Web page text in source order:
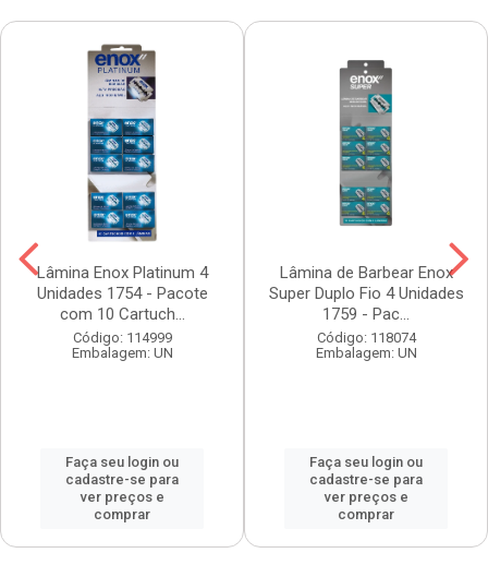
Lâmina Enox Platinum 4
Unidades 1754 - Pacote
com 10 Cartuch...
Código: 114999
Embalagem: UN
Faça seu login ou
cadastre-se para
ver preços e
comprar
Lâmina de Barbear Enox
Super Duplo Fio 4 Unidades
1759 - Pac...
Código: 118074
Embalagem: UN
Faça seu login ou
cadastre-se para
ver preços e
comprar